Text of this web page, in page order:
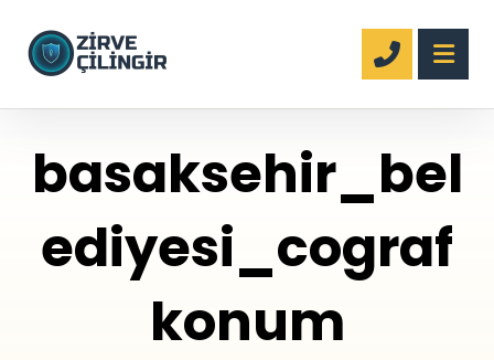
basaksehir_bel
ediyesi_cograf
konum